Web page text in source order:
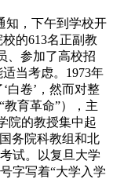
知，下午到学校开
的613名正副教
、参加了高校招
当考虑。1973年
白卷’，然而对整
育革命”），主
院的教授集中起
务院科教组和北
试。以复旦大学
字写着“大学入学